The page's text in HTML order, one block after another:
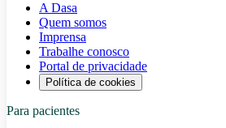
A Dasa
Quem somos
Imprensa
Trabalhe conosco
Portal de privacidade
Política de cookies
Para pacientes